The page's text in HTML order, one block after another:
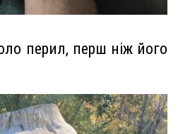
перил, перш ніж його